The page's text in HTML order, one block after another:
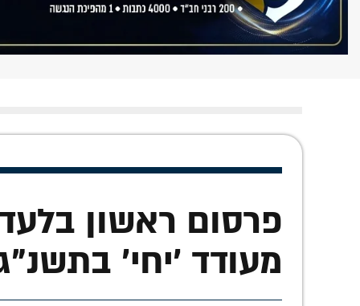
פרסום ראשון
מעודד 'יחי'